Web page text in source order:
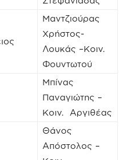
Μαντζιούρας
Χρήστος-
Λουκάς –Κοιν.
Φουντωτού
Μπίνας
Παναγιώτης –
Κοιν. Αργιθέας
Θάνος
Απόστολος –